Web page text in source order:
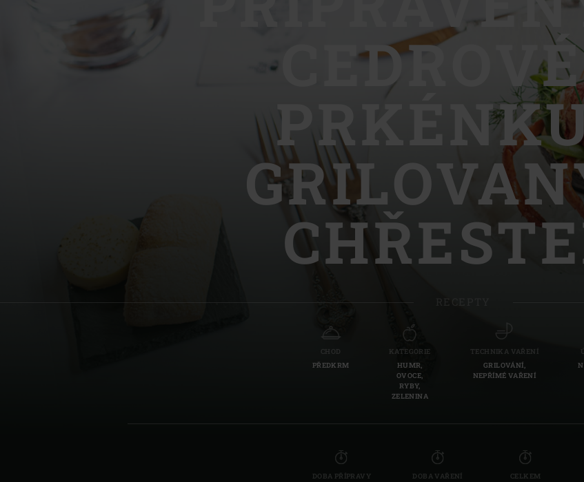
Germany | Deutschland
Hungary | Magyarország
Slovenia |
Spain | España
Sweden |
Switzerland
Switzerland |
Turkey |
CHOD
PŘEDKRM
KATEGORIE
HUMR,
OVOCE,
RYBY,
ZELENINA
TECHNIKA VAŘENÍ
GRILOVÁNÍ,
NEPŘÍMÉ VAŘENÍ
DOBA PŘÍPRAVY
DOBA VAŘENÍ
CELKEM